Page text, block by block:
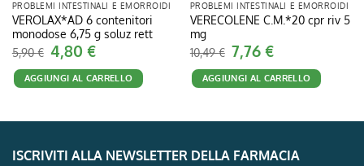
PROBLEMI INTESTINALI E EMORROIDI
VEROLAX*AD 6 contenitori
monodose 6,75 g soluz rett
5,90€ Il
prezzo
originale
era:
5,90 €.
4,80 €Il
prezzo
attuale
è:
4,80 €.
AGGIUNGI AL CARRELLO
PROBLEMI INTESTINALI E EMORROIDI
VERECOLENE C.M.*20 cpr riv 5
mg
10,49€ Il
prezzo
originale
era:
10,49 €.
7,76 €Il
prezzo
attuale
è:
7,76 €.
AGGIUNGI AL CARRELLO
ISCRIVITI ALLA NEWSLETTER DELLA FARMACIA